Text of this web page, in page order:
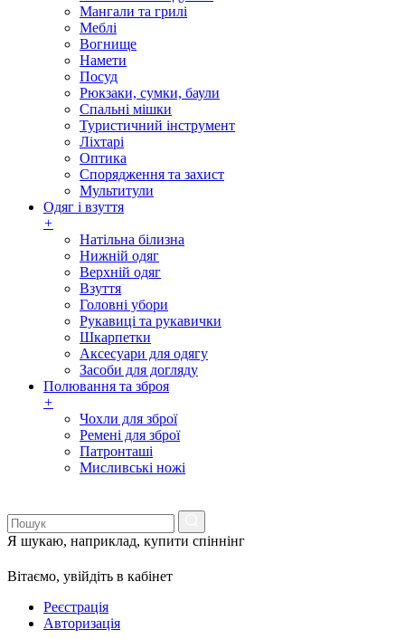
Мангали та грилі
Меблі
Вогнище
Намети
Посуд
Рюкзаки, сумки, баули
Спальні мішки
Туристичний інструмент
Ліхтарі
Оптика
Спорядження та захист
Мультитули
Одяг і взуття
+
Натільна білизна
Нижній одяг
Верхній одяг
Взуття
Головні убори
Рукавиці та рукавички
Шкарпетки
Аксесуари для одягу
Засоби для догляду
Полювання та зброя
+
Чохли для зброї
Ремені для зброї
Патронташі
Мисливські ножі
Я шукаю, наприклад, купити спіннінг
Вітаємо, увійдіть в кабінет
Реєстрація
Авторизація